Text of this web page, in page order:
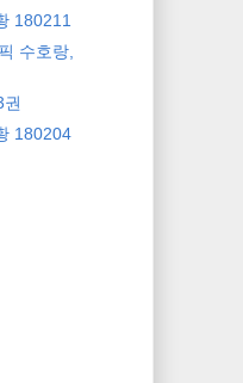
180211
수호랑,
180204